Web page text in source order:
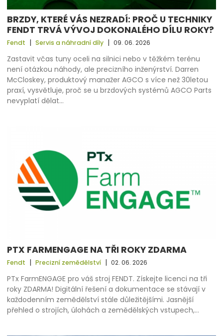
BRZDY, KTERÉ VÁS NEZRADÍ: PROČ U TECHNIKY
FENDT TRVÁ VÝVOJ DOKONALÉHO DÍLU ROKY?
Fendt | Servis a náhradní díly | 09. 06. 2026
Zastavit včas tuny oceli na silnici nebo v těžkém terénu
není otázkou náhody, ale precizního inženýrství. Darren
McCloskey, produktový manažer AGCO s více než 30letou
praxí, vysvětluje, proč se u brzdových systémů AGCO Parts
nevyplatí dělat…
PTX FARMENGAGE NA TŘI ROKY ZDARMA
Fendt | Precizní zemědělství | 02. 06. 2026
PTx FarmENGAGE pro váš stroj FENDT. Získejte licenci na tři
roky ZDARMA! Digitální řešení a dokumentace se stávají v
každodenním zemědělství stále důležitějšími. Jasnější
přehled o strojích, úlohách a zemědělských vstupech,…